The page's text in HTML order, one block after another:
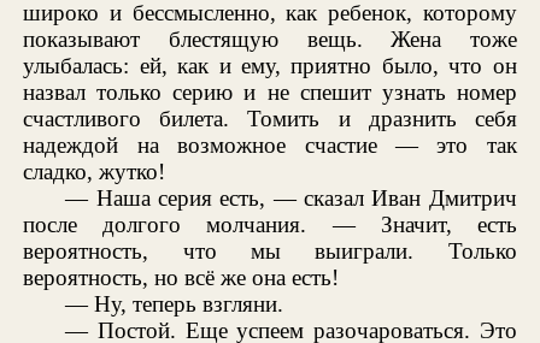
широко и бессмысленно, как ребенок, которому
показывают блестящую вещь. Жена тоже
улыбалась: ей, как и ему, приятно было, что он
назвал только серию и не спешит узнать номер
счастливого билета. Томить и дразнить себя
надеждой на возможное счастие — это так
сладко, жутко!
— Наша серия есть, — сказал Иван Дмитрич
после долгого молчания. — Значит, есть
вероятность, что мы выиграли. Только
вероятность, но всё же она есть!
— Ну, теперь взгляни.
— Постой. Еще успеем разочароваться. Это